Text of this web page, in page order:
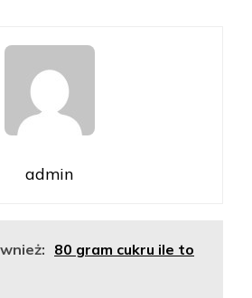
admin
80 gram cukru ile to